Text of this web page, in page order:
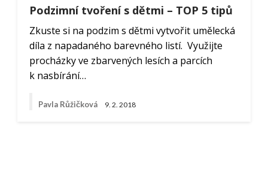
Podzimní tvoření s dětmi – TOP 5 tipů
Zkuste si na podzim s dětmi vytvořit umělecká
díla z napadaného barevného listí. Využijte
procházky ve zbarvených lesích a parcích
k nasbírání…
Pavla Růžičková 9. 2. 2018